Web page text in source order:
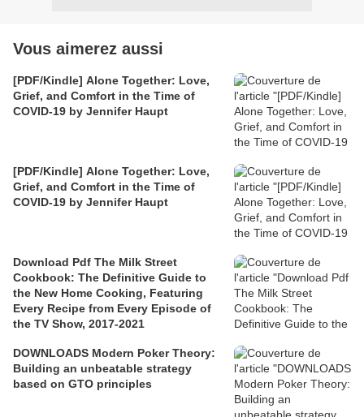
Vous aimerez aussi
[PDF/Kindle] Alone Together: Love,
Grief, and Comfort in the Time of
COVID-19 by Jennifer Haupt
[PDF/Kindle] Alone Together: Love,
Grief, and Comfort in the Time of
COVID-19 by Jennifer Haupt
Download Pdf The Milk Street
Cookbook: The Definitive Guide to
the New Home Cooking, Featuring
Every Recipe from Every Episode of
the TV Show, 2017-2021
DOWNLOADS Modern Poker Theory:
Building an unbeatable strategy
based on GTO principles